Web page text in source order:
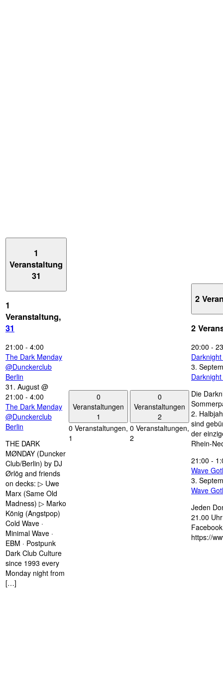
1
Veranstaltung
31
1
Veranstaltung,
31
21:00 - 4:00
The Dark Mønday
@Dunckerclub
Berlin
31. August @
21:00 - 4:00
The Dark Mønday
@Dunckerclub
Berlin
THE DARK
MØNDAY (Duncker
Club/Berlin) by DJ
Ørlög and friends
on decks: ▷ Uwe
Marx (Same Old
Madness) ▷ Marko
König (Angstpop)
Cold Wave ·
Minimal Wave ·
EBM · Postpunk
Dark Club Culture
since 1993 every
Monday night from
[…]
0
Veranstaltungen
1
0 Veranstaltungen,
1
0
Veranstaltungen
2
0 Veranstaltungen,
2
2
2
20:00 -
3.
Die
2.
sind
der
Rhein-
21:00 -
Wave
3.
Wave
Jeden
21.00
https://